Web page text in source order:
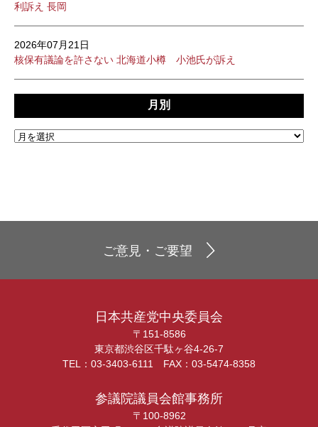
利訴え 長岡
2026年07月21日
核保有議論を許さない 北海道小樽 小池氏が訴え
月別
ご意見・ご要望
日本共産党中央委員会
〒151-8586
東京都渋谷区千駄ヶ谷4-26-7
TEL：03-3403-6111 FAX：03-5474-8358
参議院議員会館事務所
〒100-8962